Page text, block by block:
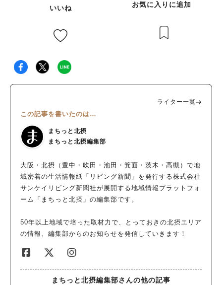
いいね お気に入りに追加
ライター一覧
この記事を書いたのは…
まちっと北摂
まちっと北摂編集部
大阪・北摂（豊中・吹田・池田・箕面・茨木・高槻）で地
域密着の生活情報紙「リビング新聞」を発行する株式会社
サンケイリビング新聞社が展開する地域情報プラットフォ
ーム「まちっと北摂」の編集部です。
50年以上地域で培った取材力で、とっておきの北摂エリア
の情報、編集部からのお知らせを発信していきます！
まちっと北摂編集部さんの他の記事